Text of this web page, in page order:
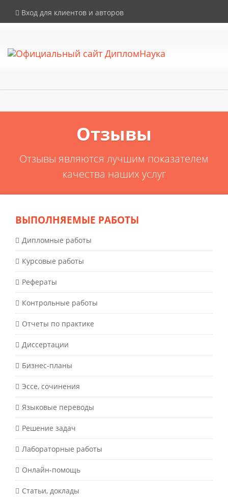
иные документы об образовании. Все услуги на сайте
Вход для клиентов и авторов
Отзывы
Отзывы являются лучшим показателем
качества наших услуг
ВЫПОЛНЯЕМЫЕ РАБОТЫ
Дипломные работы
Курсовые работы
Рефераты
Контрольные работы
Отчеты по практике
Диссертации
Бизнес-планы
Эссе, сочинения
Языковые переводы
Решение задач
Лабораторные работы
Онлайн-помощь
Статьи, доклады